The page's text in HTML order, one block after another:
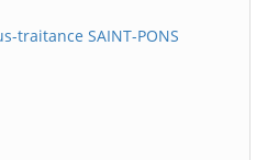
traitance SAINT-PONS